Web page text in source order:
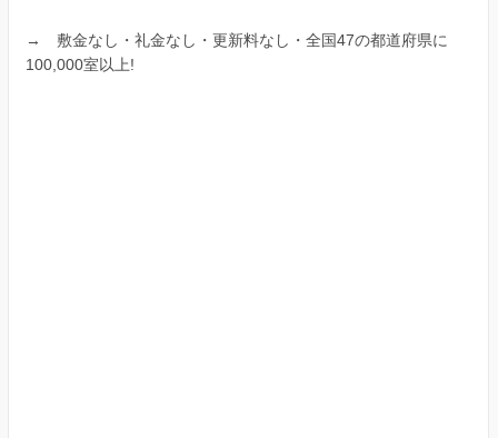
→ 敷金なし・礼金なし・更新料なし・全国47の都道府県に
100,000室以上!